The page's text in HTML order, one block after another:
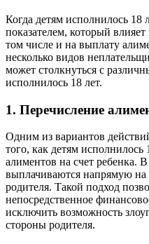
Когда детям исполнилось 18
показателем, который
том числе и на выплату
несколько видов
может столкнуться с
исполнилось 18 лет.
1. Перечисление
Одним из вариантов
того, как детям исполнилось
алиментов на счет ребенка.
выплачиваются напрямую на
родителя. Такой подход
непосредственное
исключить возможность
стороны родителя.